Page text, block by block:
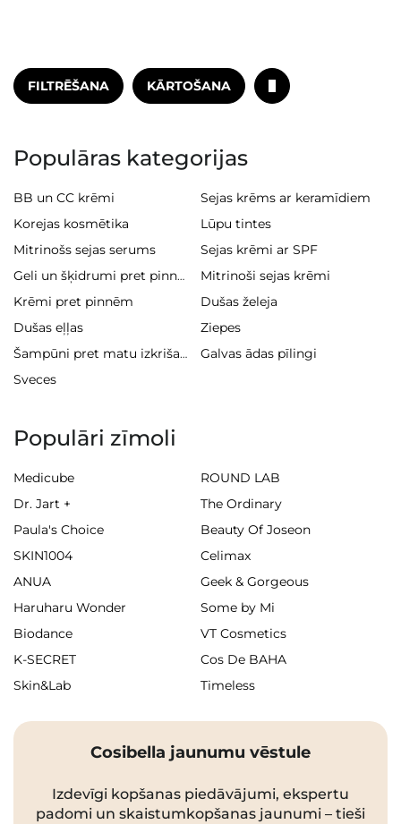
FILTRĒŠANA KĀRTOŠANA
Populāras kategorijas
BB un CC krēmi
Sejas krēms ar keramīdiem
Korejas kosmētika
Lūpu tintes
Mitrinošs sejas serums
Sejas krēmi ar SPF
Geli un šķidrumi pret pinnēm
Mitrinoši sejas krēmi
Krēmi pret pinnēm
Dušas želeja
Dušas eļļas
Ziepes
Šampūni pret matu izkrišanu
Galvas ādas pīlingi
Sveces
Populāri zīmoli
Medicube
ROUND LAB
Dr. Jart +
The Ordinary
Paula's Choice
Beauty Of Joseon
SKIN1004
Celimax
ANUA
Geek & Gorgeous
Haruharu Wonder
Some by Mi
Biodance
VT Cosmetics
K-SECRET
Cos De BAHA
Skin&Lab
Timeless
Cosibella jaunumu vēstule
Izdevīgi kopšanas piedāvājumi, ekspertu
padomi un skaistumkopšanas jaunumi – tieši